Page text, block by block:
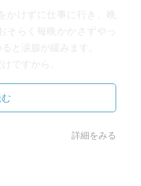
かけずに仕事に行き、晩
そらく毎晩かかさずやっ
と涙腺が緩みます。
ですから。
を心配するのか。本能の
、野次馬やら心無い言葉
きる力が無いからとい
詳細をみる